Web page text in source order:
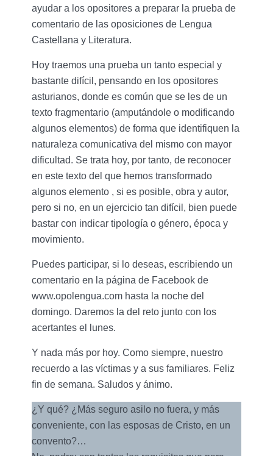
ayudar a los opositores a preparar la prueba de
comentario de las oposiciones de Lengua
Castellana y Literatura.
Hoy traemos una prueba un tanto especial y
bastante difícil, pensando en los opositores
asturianos, donde es común que se les de un
texto fragmentario (amputándole o modificando
algunos elementos) de forma que identifiquen la
naturaleza comunicativa del mismo con mayor
dificultad. Se trata hoy, por tanto, de reconocer
en este texto del que hemos transformado
algunos elemento , si es posible, obra y autor,
pero si no, en un ejercicio tan difícil, bien puede
bastar con indicar tipología o género, época y
movimiento.
Puedes participar, si lo deseas, escribiendo un
comentario en la página de Facebook de
www.opolengua.com hasta la noche del
domingo. Daremos la del reto junto con los
acertantes el lunes.
Y nada más por hoy. Como siempre, nuestro
recuerdo a las víctimas y a sus familiares. Feliz
fin de semana. Saludos y ánimo.
¿Y qué? ¿Más seguro asilo no fuera, y más
conveniente, con las esposas de Cristo, en un
convento?…